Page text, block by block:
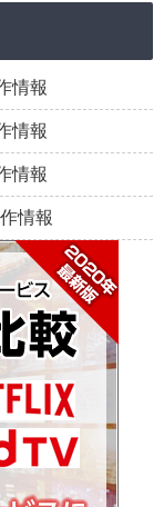
情報
情報
情報
情報